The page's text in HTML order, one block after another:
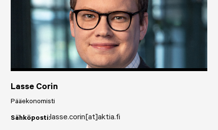
Lasse Corin
Pääekonomisti
Sähköposti:lasse.corin[at]aktia.fi